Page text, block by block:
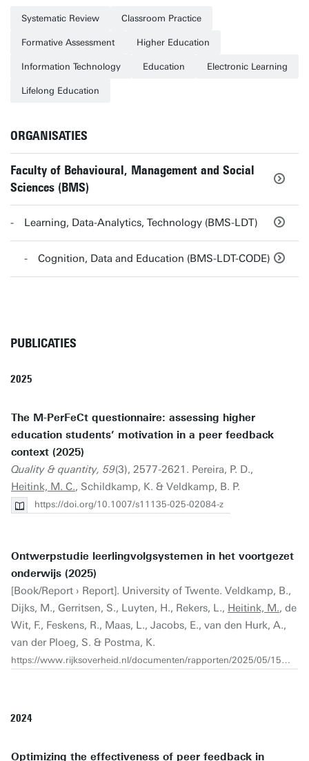
Systematic Review Classroom Practice
Formative Assessment Higher Education
Information Technology Education Electronic Learning
Lifelong Education
ORGANISATIES
Faculty of Behavioural, Management and Social
Sciences (BMS)
Learning, Data-Analytics, Technology (BMS-LDT)
Cognition, Data and Education (BMS-LDT-CODE)
PUBLICATIES
2025
The M-PerFeCt questionnaire: assessing higher
education students’ motivation in a peer feedback
context (2025)
Quality & quantity, 59(3), 2577-2621. Pereira, P. D.,
Heitink, M. C., Schildkamp, K. & Veldkamp, B. P.
https://doi.org/10.1007/s11135-025-02084-z
Ontwerpstudie leerlingvolgsystemen in het voortgezet
onderwijs (2025)
[Book/Report › Report]. University of Twente. Veldkamp, B.,
Dijks, M., Gerritsen, S., Luyten, H., Rekers, L., Heitink, M., de
Wit, F., Feskens, R., Maas, L., Jacobs, E., van den Hurk, A.,
van der Ploeg, S. & Postma, K.
https://www.rijksoverheid.nl/documenten/rapporten/2025/05/15/rapport-ontwerpstudie-leerlingvolgsystemen-in-het-voortgezet-onderwijs
2024
Optimizing the effectiveness of peer feedback in